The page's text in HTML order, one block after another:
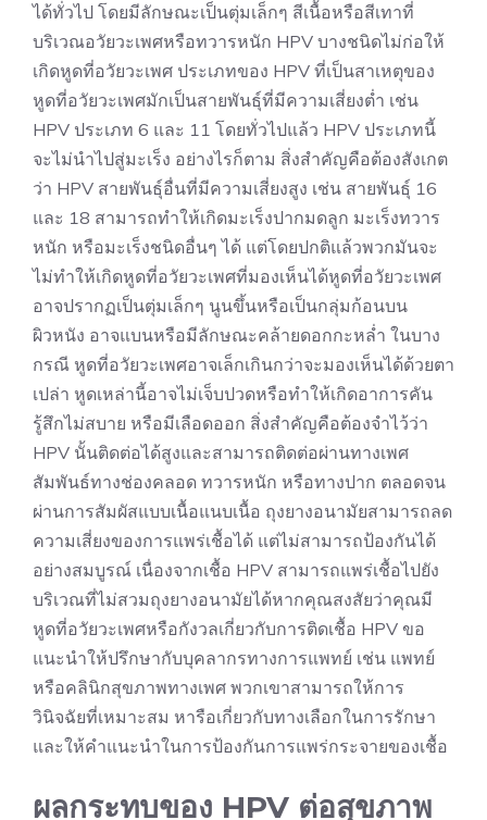
ได้ทั่วไป โดยมีลักษณะเป็นตุ่มเล็กๆ สีเนื้อหรือสีเทาที่
บริเวณอวัยวะเพศหรือทวารหนัก HPV บางชนิดไม่ก่อให้
เกิดหูดที่อวัยวะเพศ ประเภทของ HPV ที่เป็นสาเหตุของ
หูดที่อวัยวะเพศมักเป็นสายพันธุ์ที่มีความเสี่ยงต่ำ เช่น
HPV ประเภท 6 และ 11 โดยทั่วไปแล้ว HPV ประเภทนี้
จะไม่นำไปสู่มะเร็ง อย่างไรก็ตาม สิ่งสำคัญคือต้องสังเกต
ว่า HPV สายพันธุ์อื่นที่มีความเสี่ยงสูง เช่น สายพันธุ์ 16
และ 18 สามารถทำให้เกิดมะเร็งปากมดลูก มะเร็งทวาร
หนัก หรือมะเร็งชนิดอื่นๆ ได้ แต่โดยปกติแล้วพวกมันจะ
ไม่ทำให้เกิดหูดที่อวัยวะเพศที่มองเห็นได้หูดที่อวัยวะเพศ
อาจปรากฏเป็นตุ่มเล็กๆ นูนขึ้นหรือเป็นกลุ่มก้อนบน
ผิวหนัง อาจแบนหรือมีลักษณะคล้ายดอกกะหล่ำ ในบาง
กรณี หูดที่อวัยวะเพศอาจเล็กเกินกว่าจะมองเห็นได้ด้วยตา
เปล่า หูดเหล่านี้อาจไม่เจ็บปวดหรือทำให้เกิดอาการคัน
รู้สึกไม่สบาย หรือมีเลือดออก สิ่งสำคัญคือต้องจำไว้ว่า
HPV นั้นติดต่อได้สูงและสามารถติดต่อผ่านทางเพศ
สัมพันธ์ทางช่องคลอด ทวารหนัก หรือทางปาก ตลอดจน
ผ่านการสัมผัสแบบเนื้อแนบเนื้อ ถุงยางอนามัยสามารถลด
ความเสี่ยงของการแพร่เชื้อได้ แต่ไม่สามารถป้องกันได้
อย่างสมบูรณ์ เนื่องจากเชื้อ HPV สามารถแพร่เชื้อไปยัง
บริเวณที่ไม่สวมถุงยางอนามัยได้หากคุณสงสัยว่าคุณมี
หูดที่อวัยวะเพศหรือกังวลเกี่ยวกับการติดเชื้อ HPV ขอ
แนะนำให้ปรึกษากับบุคลากรทางการแพทย์ เช่น แพทย์
หรือคลินิกสุขภาพทางเพศ พวกเขาสามารถให้การ
วินิจฉัยที่เหมาะสม หารือเกี่ยวกับทางเลือกในการรักษา
และให้คำแนะนำในการป้องกันการแพร่กระจายของเชื้อ
ผลกระทบของ HPV ต่อสุขภาพ